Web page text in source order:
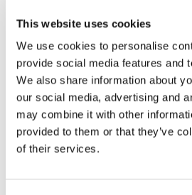
This website uses cookies
We use cookies to personalise
provide social media features and
We also share information about
our social media, advertising and
may combine it with other
provided to them or that they’ve
of their services.
Tallink lyfter